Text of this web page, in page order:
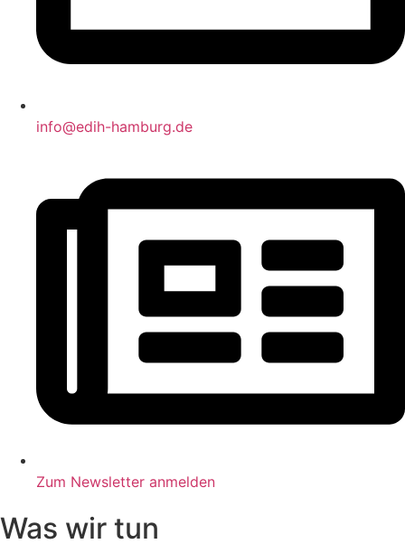
info@edih-hamburg.de
Zum Newsletter anmelden
Was wir tun